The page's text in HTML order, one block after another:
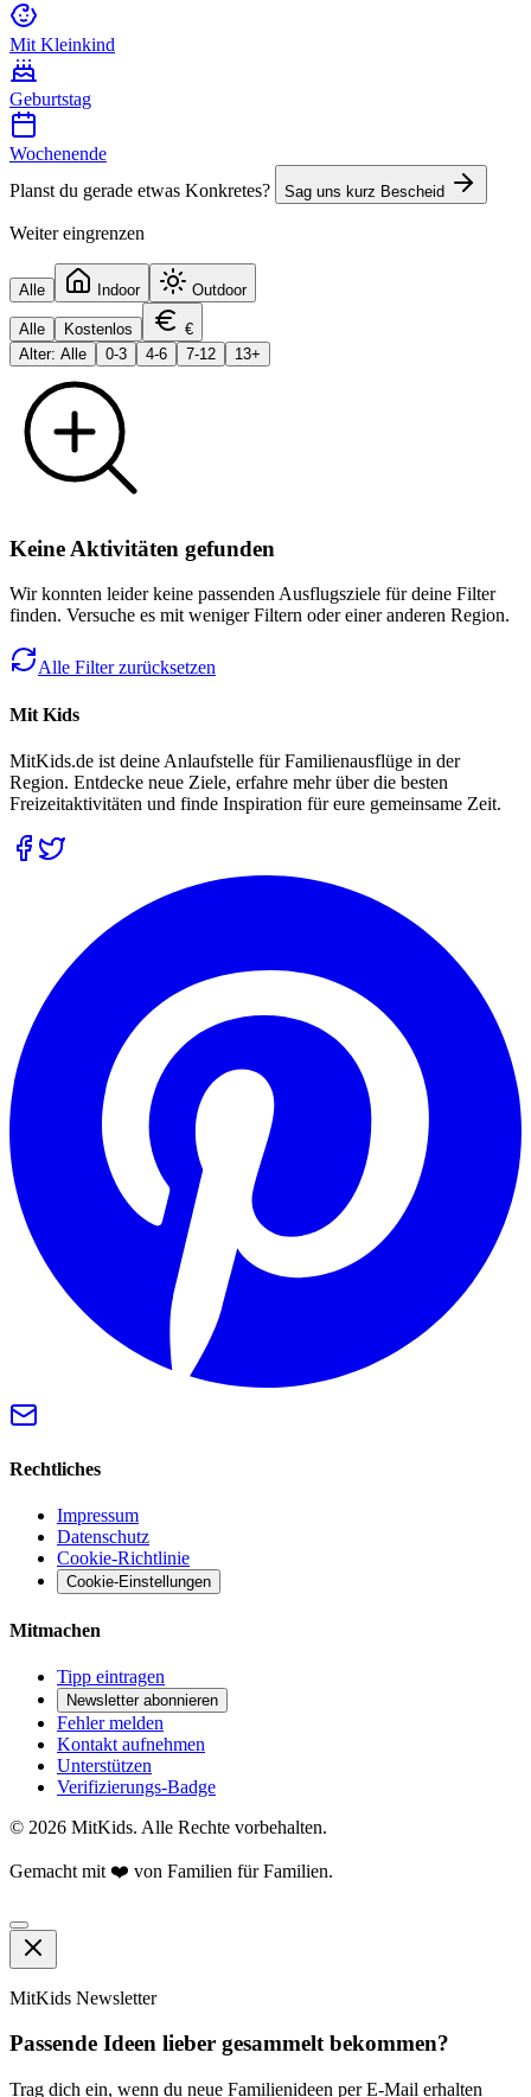
Mit Kleinkind
Geburtstag
Wochenende
Planst du gerade etwas Konkretes?
Sag uns kurz Bescheid
Weiter eingrenzen
Alle Indoor Outdoor
Alle Kostenlos
€
Alter: Alle
0-3 4-6 7-12 13+
Keine Aktivitäten gefunden
Wir konnten leider keine passenden Ausflugsziele für deine Filter
finden. Versuche es mit weniger Filtern oder einer anderen Region.
Alle Filter zurücksetzen
Mit Kids
MitKids.de ist deine Anlaufstelle für Familienausflüge in der
Region. Entdecke neue Ziele, erfahre mehr über die besten
Freizeitaktivitäten und finde Inspiration für eure gemeinsame Zeit.
Rechtliches
Impressum
Datenschutz
Cookie-Richtlinie
Cookie-Einstellungen
Mitmachen
Tipp eintragen
Newsletter abonnieren
Fehler melden
Kontakt aufnehmen
Unterstützen
Verifizierungs-Badge
© 2026 MitKids. Alle Rechte vorbehalten.
Gemacht mit ❤️ von Familien für Familien.
MitKids Newsletter
Passende Ideen lieber gesammelt bekommen?
Trag dich ein, wenn du neue Familienideen per E-Mail erhalten